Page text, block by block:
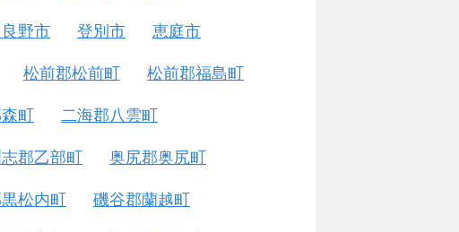
野市 登別市 恵庭市
松前郡松前町 松前郡福島町
町 二海郡八雲町
郡乙部町 奥尻郡奥尻町
松内町 磯谷郡蘭越町